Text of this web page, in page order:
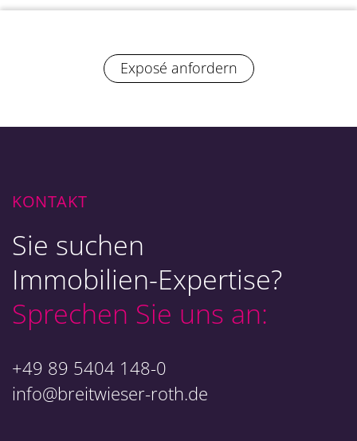
Exposé anfordern
KONTAKT
Sie suchen
Immobilien-Expertise?
Sprechen Sie uns an:
+49 89 5404 148-0
info@breitwieser-roth.de